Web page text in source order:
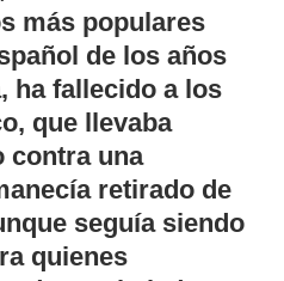
más populares
de los años
ha fallecido a los
que llevaba
contra una
retirado de
seguía siendo
quienes